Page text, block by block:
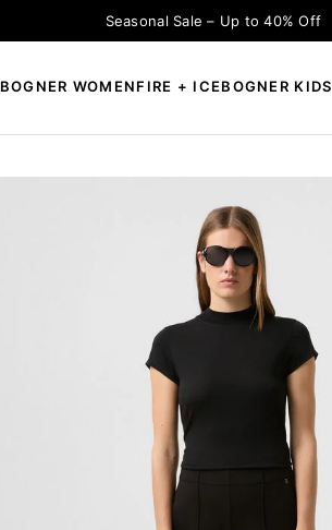
Seasonal Sale – Up to 40% Off
BOGNER WOMENFIRE + ICEBOGNER KIDS